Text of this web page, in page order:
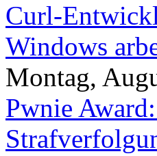
Curl-
Windows
Montag,
Pwnie